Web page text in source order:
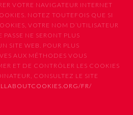
VOTRE NAVIGATEUR INTERNET
NOTEZ TOUTEFOIS QUE SI
VOTRE NOM D’UTILISATEUR
NE SERONT PLUS
SITE WEB. POUR PLUS
AUX MÉTHODES VOUS
ET DE CONTRÔLER LES COOKIES
CONSULTEZ LE SITE
FR/